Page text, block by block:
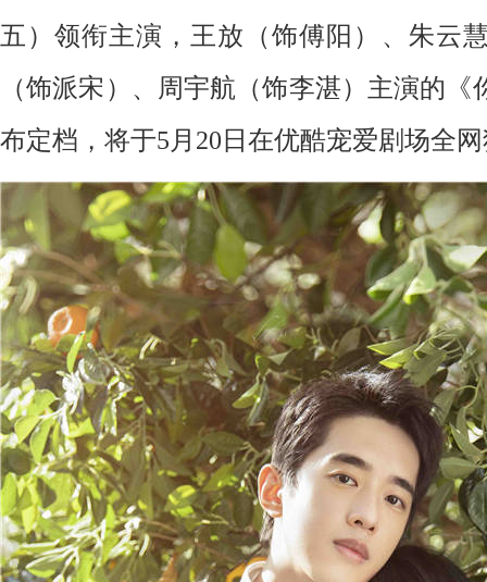
五）领衔主演，王放（饰傅阳）、朱云
（饰派宋）、周宇航（饰李湛）主演的
布定档，将于5月20日在优酷宠爱剧场全